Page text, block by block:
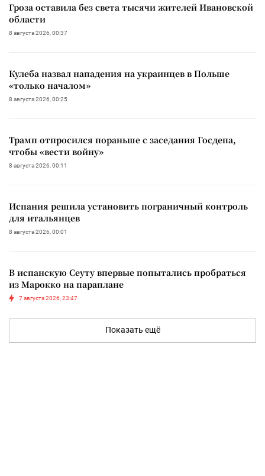
Гроза оставила без света тысячи жителей Ивановской
области
8 августа 2026, 00:37
Кулеба назвал нападения на украинцев в Польше
«только началом»
8 августа 2026, 00:25
Трамп отпросился пораньше с заседания Госдепа,
чтобы «вести войну»
8 августа 2026, 00:11
Испания решила установить пограничный контроль
для итальянцев
8 августа 2026, 00:01
В испанскую Сеуту впервые попытались пробраться
из Марокко на параплане
7 августа 2026, 23:47
Показать ещё